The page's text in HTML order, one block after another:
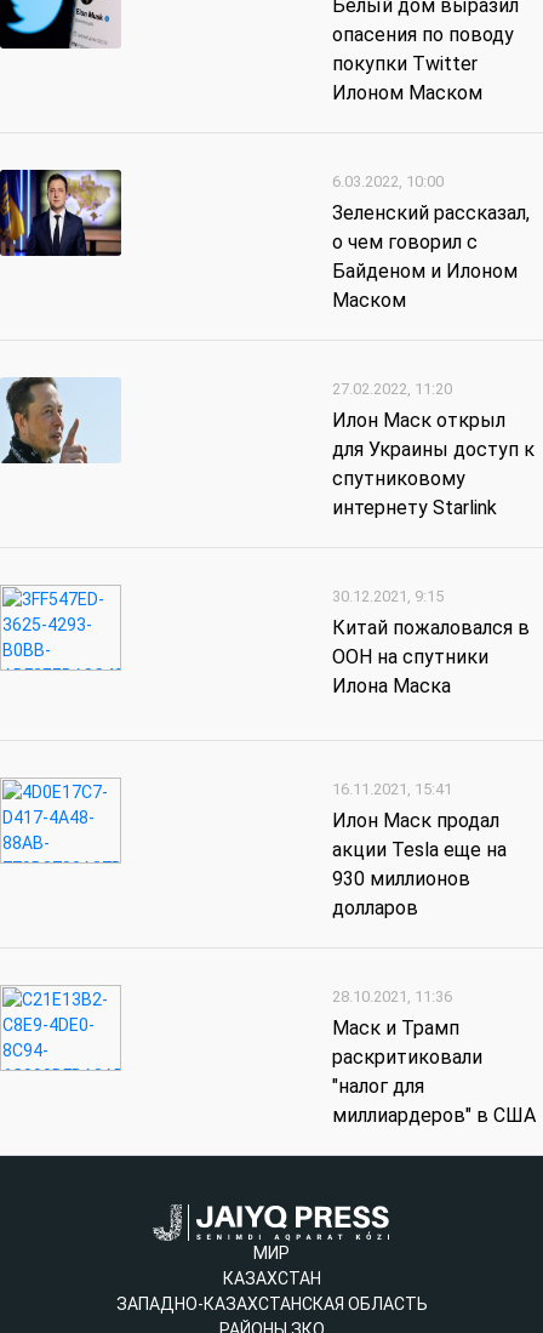
Белый дом выразил
опасения по поводу
покупки Twitter
Илоном Маском
6.03.2022, 10:00
Зеленский рассказал,
о чем говорил с
Байденом и Илоном
Маском
27.02.2022, 11:20
Илон Маск открыл
для Украины доступ к
спутниковому
интернету Starlink
30.12.2021, 9:15
Китай пожаловался в
ООН на спутники
Илона Маска
16.11.2021, 15:41
Илон Маск продал
акции Tesla еще на
930 миллионов
долларов
28.10.2021, 11:36
Маск и Трамп
раскритиковали
"налог для
миллиардеров" в США
МИР
КАЗАХСТАН
ЗАПАДНО-КАЗАХСТАНСКАЯ ОБЛАСТЬ